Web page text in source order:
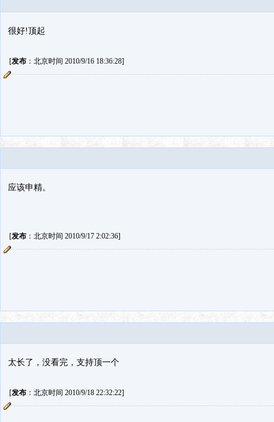
很好!顶起
[发布：北京时间 2010/9/16 18:36:28]
应该申精。
[发布：北京时间 2010/9/17 2:02:36]
太长了，没看完，支持顶一个
[发布：北京时间 2010/9/18 22:32:22]